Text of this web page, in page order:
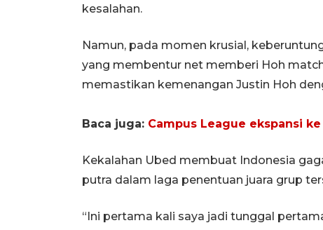
kesalahan.
Namun, pada momen krusial,
yang membentur net memberi Hoh
memastikan kemenangan Justin Hoh
Baca juga: Campus League ekspansi
Kekalahan Ubed membuat Indonesia
putra dalam laga penentuan juara grup
“Ini pertama kali saya jadi tunggal